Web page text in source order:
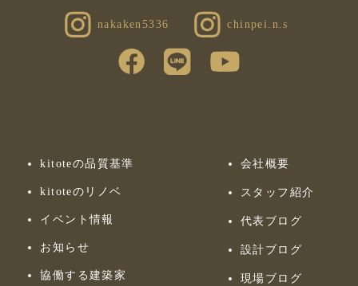
nakaken5336 chinpei.n.s
kitoteの品質基準
kitoteのリノベ
イベント情報
お知らせ
協働する建築家
会社概要
スタッフ紹介
代表ブログ
設計ブログ
現場ブログ